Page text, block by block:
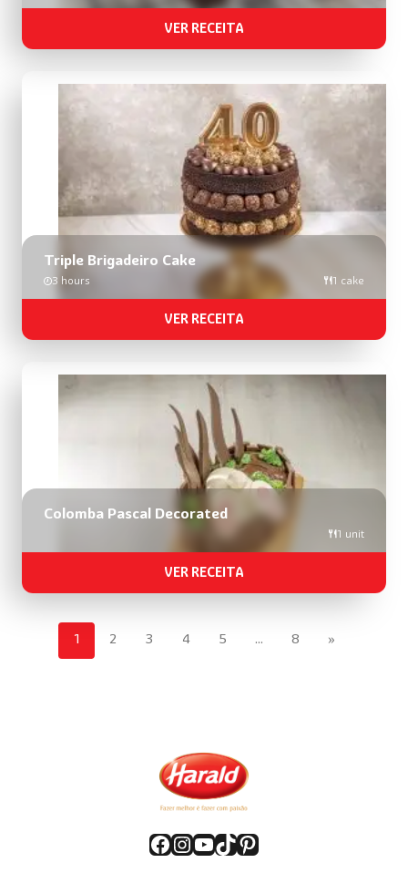
VER RECEITA
Triple Brigadeiro Cake
3 hours 1 cake
VER RECEITA
Colomba Pascal Decorated
1 unit
VER RECEITA
1 2 3 4 5 … 8 »
Facebook
Instagram
YouTube
TikTok
Pinterest